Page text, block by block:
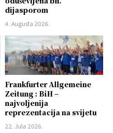
dijasporom
4. Augusta 2026.
Frankfurter Allgemeine
Zeitung : BiH –
najvoljenija
reprezentacija na svijetu
22. Jula 2026.